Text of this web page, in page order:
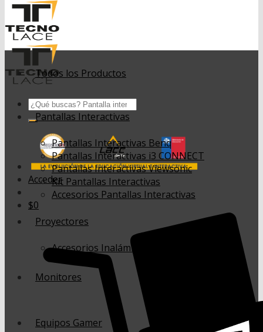
Buscar
por:
Acceder
$0
Todos los Productos
Pantallas Interactivas
Pantallas Interactivas Benq
Pantallas Interactivas i3 CONNECT
Pantallas Interactivas Viewsonic
Kit Pantallas Interactivas
Accesorios Pantallas Interactivas
Proyectores
Accesorios Inalámbricos
Monitores
Equipos Gamer